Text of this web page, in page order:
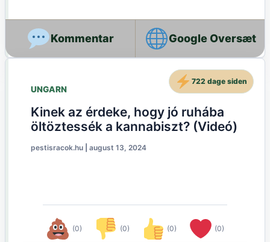
Google Oversæt
UNGARN
Kinek az érdeke, hogy jó ruhába
öltöztessék a kannabiszt? (Videó)
pestisracok.hu august 13, 2024
(0) (0) (0) (0)
722 dage siden